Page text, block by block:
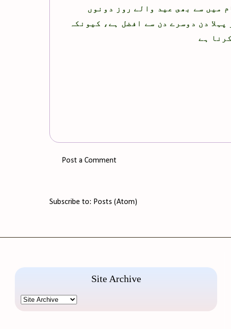
ميں سے بھى عيد والے روز دونوں
دن دوسرے دن سے افضل ہے، كيونكہ
ہے
Post a Comment
Subscribe to: Posts (Atom)
Site Archive